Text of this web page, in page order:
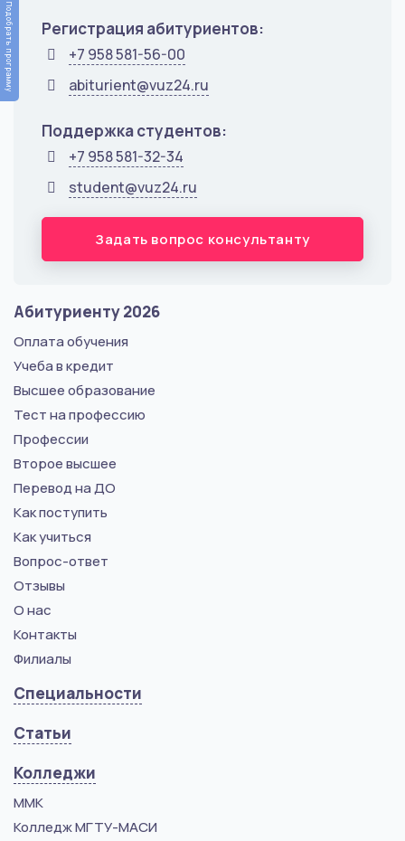
Регистрация абитуриентов:
+7 958 581-56-00
abiturient@vuz24.ru
Поддержка студентов:
+7 958 581-32-34
student@vuz24.ru
Задать вопрос консультанту
Абитуриенту 2026
Оплата обучения
Учеба в кредит
Высшее образование
Тест на профессию
Профессии
Второе высшее
Перевод на ДО
Как поступить
Как учиться
Вопрос-ответ
Отзывы
О нас
Контакты
Филиалы
Специальности
Статьи
Колледжи
ММК
Колледж МГТУ-МАСИ
Подобрать программу